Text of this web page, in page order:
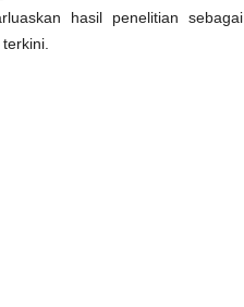
hasil penelitian sebagai